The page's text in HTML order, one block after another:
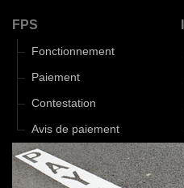
FPS
Fonctionnement
Paiement
Contestation
Avis de paiement